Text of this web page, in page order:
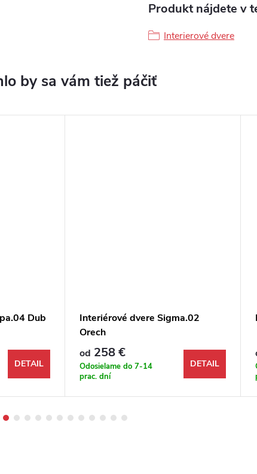
Produkt nájdete v
Interierové dvere
Dub
DETAIL
Interiérové dvere Sigma.02
Orech
od 258 €
Odosielame do 7-14
prac. dní
DETAIL